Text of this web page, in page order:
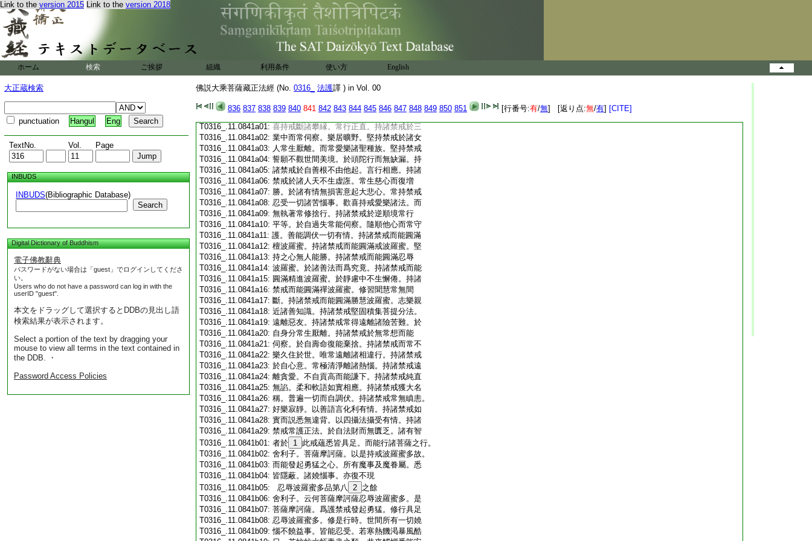
Link to the version 2015 Link to the version 2018
ホーム 検索 ご挨拶 組織 利用条件 使い方 English
大正蔵検索
punctuation Hangul Eng
TextNo. Vol. Page
INBUDS
INBUDS(Bibliographic Database)
Search
Digital Dictionary of Buddhism
電子佛教辭典
パスワードがない場合は「guest」でログインしてくださ
い。
Users who do not have a password can log in with the
userID "guest".
本文をドラッグして選択するとDDBの見出し語
検索結果が表示されます。
Select a portion of the text by dragging your
mouse to view all terms in the text contained in
the DDB. ・
Password Access Policies
佛説大乘菩薩藏正法經 (No. 0316_ 法護譯 ) in Vol. 00
836 837 838 839 840 841 842 843 844 845 846 847 848 849 850 851 [行番号:有/無] [返り点:無/有] [CITE]
T0316_.11.0840c19:所毀呰終不傾動。而能忍受諸惡語言。寧喪
T0316_.11.0840c20: 身命不生邪見。何以故。歸依諸佛心不退轉。
T0316_.11.0840c21:常持禁戒無所毀犯。亦復不樂世智辯聰。唯
T0316_.11.0840c22:
學佛慧。堅持禁戒常無過失。遠離險惡諸雜
染法。堅持禁戒遠離諸惡煩惱積習。常得成
T0316_.11.0840c24:就潔白勝行。増長往昔普施飮食。堅持禁戒
T0316_.11.0840c25:隨心所欲。自在而行安樂吉祥。持諸禁戒於
T0316_.11.0840c26:諸智者不生毀謗。初中後時正念無失。於持
T0316_.11.0840c27:戒中離諸譏謗。諸有過失皆悉不生。於諸根
T0316_.11.0840c28: 門而常密護。於持戒中具大名稱。諸有善法
T0316_.11.0841a01: 喜持戒斷諸攀縁。常行正直。持諸禁戒於三
T0316_.11.0841a02: 業中而常伺察。樂居曠野。堅持禁戒於諸女
T0316_.11.0841a03: 人常生厭離。而常愛樂諸聖種族。堅持禁戒
T0316_.11.0841a04: 誓願不觀世間美境。於頭陀行而無缺漏。持
T0316_.11.0841a05: 諸禁戒於自善根不由他起。言行相應。持諸
T0316_.11.0841a06: 禁戒於諸人天不生虚誑。常生慈心而復増
T0316_.11.0841a07: 勝。於諸有情無損害意起大悲心。常持禁戒
T0316_.11.0841a08: 忍受一切諸苦惱事。歡喜持戒愛樂諸法。而
T0316_.11.0841a09: 無執著常修捨行。持諸禁戒於逆順境常行
T0316_.11.0841a10: 平等。於自過失常能伺察。隨順他心而常守
T0316_.11.0841a11: 護。善能調伏一切有情。持諸禁戒而能圓滿
T0316_.11.0841a12: 檀波羅蜜。持諸禁戒而能圓滿戒波羅蜜。堅
T0316_.11.0841a13: 持之心無人能勝。持諸禁戒而能圓滿忍辱
T0316_.11.0841a14: 波羅蜜。於諸善法而爲究竟。持諸禁戒而能
T0316_.11.0841a15: 圓滿精進波羅蜜。於靜慮中不生懈倦。持諸
T0316_.11.0841a16: 禁戒而能圓滿禪波羅蜜。修習聞慧常無間
T0316_.11.0841a17: 斷。持諸禁戒而能圓滿勝慧波羅蜜。志樂親
T0316_.11.0841a18: 近諸善知識。持諸禁戒堅固積集菩提分法。
T0316_.11.0841a19: 遠離惡友。持諸禁戒常得遠離諸險苦難。於
T0316_.11.0841a20: 自身分常生厭離。持諸禁戒於無常想而能
T0316_.11.0841a21: 伺察。於自壽命復能棄捨。持諸禁戒而常不
T0316_.11.0841a22: 樂久住於世。唯常遠離諸相違行。持諸禁戒
T0316_.11.0841a23: 於自心意。常極清淨離諸熱惱。持諸禁戒遠
T0316_.11.0841a24: 離貪愛。不自貢高而能謙下。持諸禁戒純直
T0316_.11.0841a25: 無諂。柔和軟語如實相應。持諸禁戒獲大名
T0316_.11.0841a26: 稱。普遍一切而自調伏。持諸禁戒常無瞋恚。
T0316_.11.0841a27: 好樂寂靜。以善語言化利有情。持諸禁戒如
T0316_.11.0841a28: 實而説悉無違背。以四攝法攝受有情。持諸
T0316_.11.0841a29: 禁戒常護正法。於自法財而無匱乏。諸有智
T0316_.11.0841b01: 者於 1 此戒蘊悉皆具足。而能行諸菩薩之行。
T0316_.11.0841b02: 舍利子。菩薩摩訶薩。以是持戒波羅蜜多故。
T0316_.11.0841b03: 而能發起勇猛之心。所有魔事及魔眷屬。悉
T0316_.11.0841b04: 皆隱蔽。諸嬈惱事。亦復不現
T0316_.11.0841b05:
忍辱波羅蜜多品第八 2 之餘
T0316_.11.0841b06: 舍利子。云何菩薩摩訶薩忍辱波羅蜜多。是
T0316_.11.0841b07: 菩薩摩訶薩。爲護禁戒發起勇猛。修行具足
T0316_.11.0841b08: 忍辱波羅蜜多。修是行時。世間所有一切嬈
T0316_.11.0841b09:惱不饒益事。皆能忍受。若寒熱饑渇暴風酷